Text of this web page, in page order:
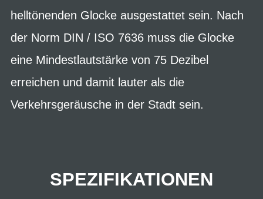
helltönenden Glocke ausgestattet sein. Nach
der Norm DIN / ISO 7636 muss die Glocke
eine Mindestlautstärke von 75 Dezibel
erreichen und damit lauter als die
Verkehrsgeräusche in der Stadt sein.
SPEZIFIKATIONEN